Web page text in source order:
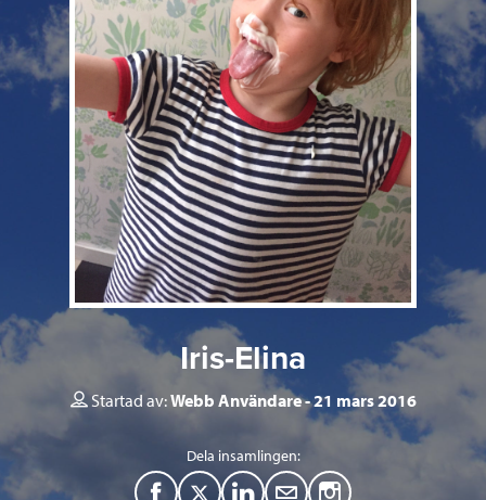
Iris-Elina
Startad av:Webb Användare 21 mars 2016
Dela insamlingen:
F
T
L
M